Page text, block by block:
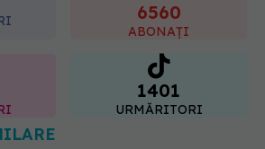
6560
ABONAȚI
1401
URMĂRITORI